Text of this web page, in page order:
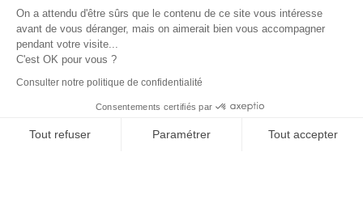
On a attendu d'être sûrs que le contenu de ce site vous intéresse
avant de vous déranger, mais on aimerait bien vous accompagner
pendant votre visite...
C'est OK pour vous ?
Consulter notre politique de confidentialité
Consentements certifiés par
Tout refuser Paramétrer Tout accepter
Mon compte
Mes informations
Blog
Bientôt disponible !